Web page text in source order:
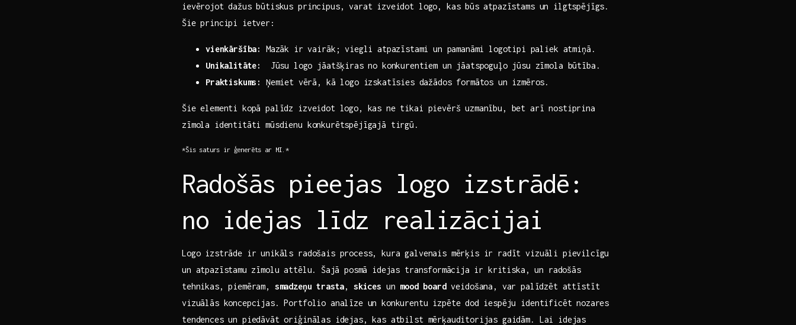
ievērojot dažus būtiskus principus, varat izveidot logo,‍ kas ⁢būs atpazīstams un​ ilgtspējīgs.
Šie principi ietver:
vienkāršība:
Mazāk ir vairāk; ‌viegli atpazīstami⁤ un pamanāmi logotipi paliek atmiņā.
Unikalitāte:
‌ Jūsu logo jāatšķiras no ‌konkurentiem ‍un jāatspoguļo jūsu ‌zīmola būtība.
Praktiskums:
Ņemiet vērā, kā logo izskatīsies dažādos formātos un izmēros.
Šie elementi kopā palīdz izveidot logo, kas‌ ne tikai pievērš uzmanību, bet arī ​nostiprina
zīmola identitāti mūsdienu konkurētspējīgajā ​tirgū.
*Šis saturs ir ‍ģenerēts ar ⁣MI.*
Radošās pieejas logo‌ izstrādē:
no idejas līdz realizācijai
Logo izstrāde ir unikāls radošais process, kura galvenais mērķis ir radīt vizuāli pievilcīgu⁢
un atpazīstamu ⁢zīmolu​ attēlu. ⁢Šajā posmā idejas‍ transformācija⁤ ir kritiska, un radošās⁤
tehnikas, piemēram, smadzeņu⁣ trasta, skices un mood ⁢board‌veidošana, var palīdzēt ‍attīstīt
vizuālās koncepcijas. Portfolio analīze un konkurentu izpēte dod ⁢iespēju identificēt nozares
tendences un piedāvāt‍ oriģinālas idejas, kas atbilst mērķauditorijas gaidām. Lai idejas